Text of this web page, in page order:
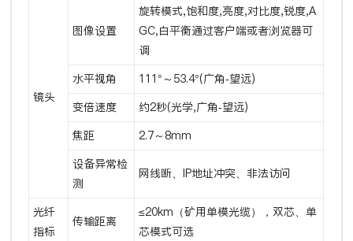
镜头
图像设置
旋转模式,饱和度,亮度,对比度,锐度,A
GC,白平衡通过客户端或者浏览器可
调
水平视角 111°～53.4°(广角-望远)
变倍速度 约2秒(光学,广角-望远)
焦距 2.7～8mm
设备异常检
测
网线断、IP地址冲突、非法访问
光纤
指标
传输距离
≤20km（矿用单模光缆），双芯、单
芯模式可选